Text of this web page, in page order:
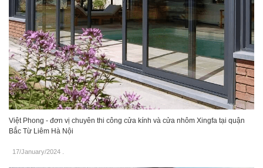
Việt Phong - đơn vị chuyên thi công cửa kính và cửa nhôm Xingfa tại quận
Bắc Từ Liêm Hà Nội
17/January/2024